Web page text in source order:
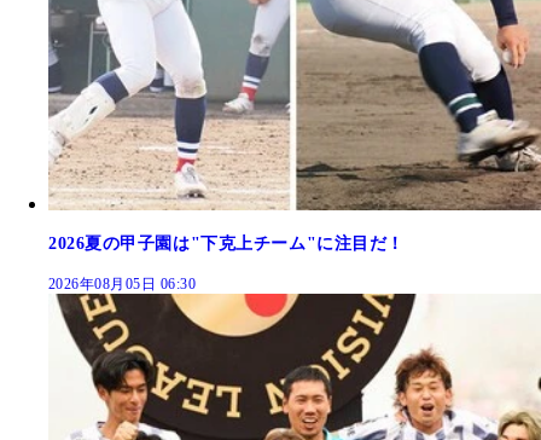
2026夏の甲子園は"下克上チーム"に注目だ！
2026年08月05日 06:30